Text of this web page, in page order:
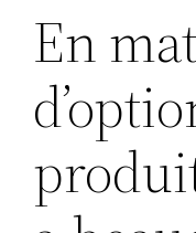
En